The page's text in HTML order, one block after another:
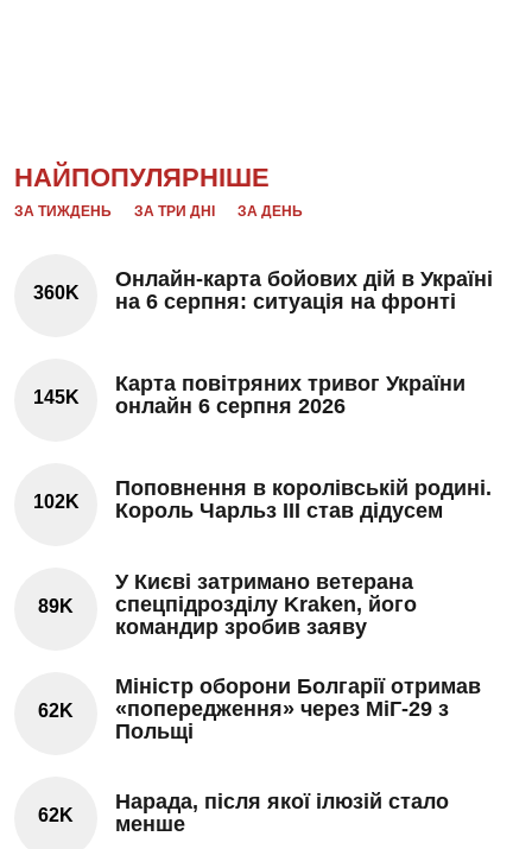
НАЙПОПУЛЯРНІШЕ
ЗА ТИЖДЕНЬ ЗА ТРИ ДНІ ЗА ДЕНЬ
360K
Онлайн-карта бойових дій в Україні
на 6 серпня: ситуація на фронті
145K
Карта повітряних тривог України
онлайн 6 серпня 2026
102K
Поповнення в королівській родині.
Король Чарльз III став дідусем
89K
У Києві затримано ветерана
спецпідрозділу Kraken, його
командир зробив заяву
62K
Міністр оборони Болгарії отримав
«попередження» через МіГ-29 з
Польщі
62K
Нарада, після якої ілюзій стало
менше